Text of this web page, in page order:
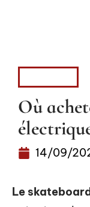
Où
14/09/
Le